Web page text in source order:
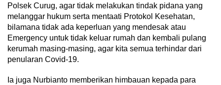
Polsek Curug, agar tidak melakukan tindak pidana yang
melanggar hukum serta mentaati Protokol Kesehatan,
bilamana tidak ada keperluan yang mendesak atau
Emergency untuk tidak keluar rumah dan kembali pulang
kerumah masing-masing, agar kita semua terhindar dari
penularan Covid-19.
Ia juga Nurbianto memberikan himbauan kepada para